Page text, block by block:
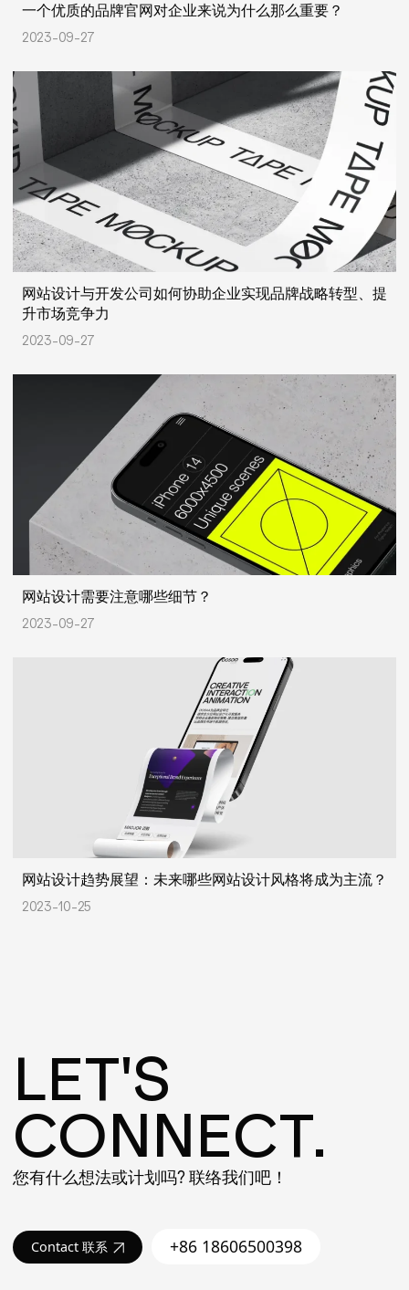
一个优质的品牌官网对企业来说为什么那么重要？
2023-09-27
网站设计与开发公司如何协助企业实现品牌战略转型、提
升市场竞争力
2023-09-27
网站设计需要注意哪些细节？
2023-09-27
网站设计趋势展望：未来哪些网站设计风格将成为主流？
2023-10-25
LET'S
CONNECT.
您有什么想法或计划吗? 联络我们吧！
Contact 联系 +86 18606500398